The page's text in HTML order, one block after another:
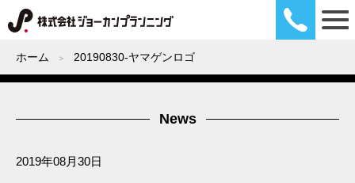
ホーム 20190830-ヤマゲンロゴ
News
2019年08月30日